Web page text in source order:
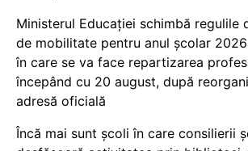
Ministerul Educației schimbă regulile
de mobilitate pentru anul școlar
în care se va face repartizarea
începând cu 20 august, după
adresă oficială
Încă mai sunt școli în care consilierii